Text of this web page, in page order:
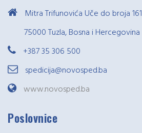
Mitra Trifunovića Uče do broja 161
75000 Tuzla, Bosna i Hercegovina
+387 35 306 500
spedicija@novosped.ba
www.novosped.ba
Poslovnice